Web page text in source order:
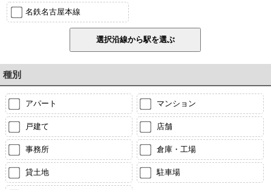
名鉄名古屋本線
種別
アパート マンション
戸建て 店舗
事務所 倉庫・工場
貸土地 駐車場